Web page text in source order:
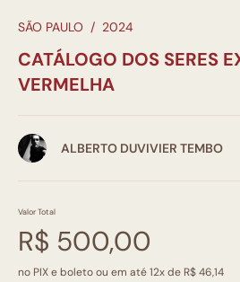
SÃO PAULO / 2024
CATÁLOGO DOS SERES
VERMELHA
ALBERTO DUVIVIER TEMBO
Valor Total
R$ 500,00
no PIX e boleto ou em até 12x de R$ 46,14